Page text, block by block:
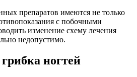
препаратов имеются не только
с побочными
изменение схему лечения
недопустимо.
ногтей